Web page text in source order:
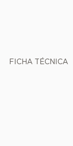
FICHA TÉCNICA